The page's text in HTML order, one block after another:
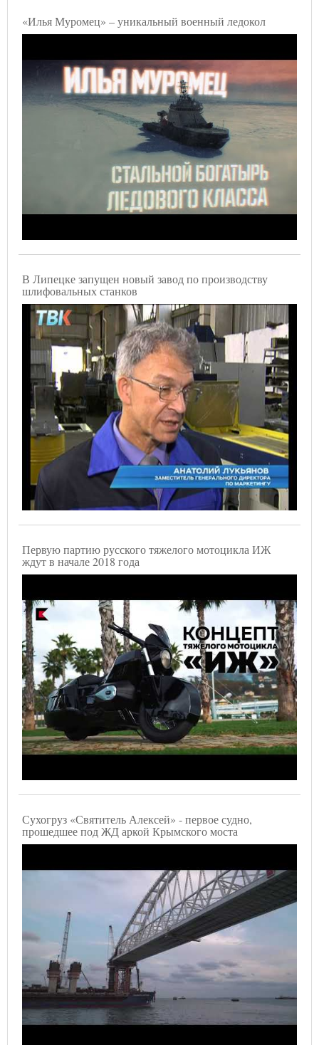
«Илья Муромец» – уникальный военный ледокол
В Липецке запущен новый завод по производству
шлифовальных станков
Первую партию русского тяжелого мотоцикла ИЖ
ждут в начале 2018 года
Сухогруз «Святитель Алексей» - первое судно,
прошедшее под ЖД аркой Крымского моста